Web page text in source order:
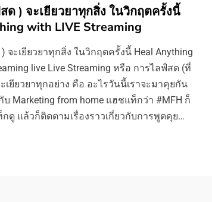
ด ) จะเยียวยาทุกสิ่ง ในวิกฤตครั้งนี้
with LIVE Streaming
จะเยียวยาทุกสิ่ง ในวิกฤตครั้งนี้ Heal Anything
live Live Streaming หรือ การไลฟ์สด (ที่
ะเยียวยาทุกอย่าง คือ อะไรวันนี้เราจะมาคุยกัน
Marketing from home แฮชแท็กว่า #MFH ก็
ดู แล้วก็ติดตามเรื่องราวเกี่ยวกับการพูดคุย…